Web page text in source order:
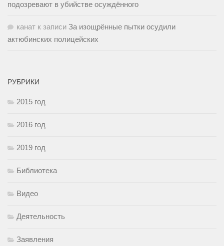
подозревают в убийстве осуждённого
канат к записи За изощрённые пытки осудили
актюбинских полицейских
РУБРИКИ
2015 год
2016 год
2019 год
Библиотека
Видео
Деятельность
Заявления